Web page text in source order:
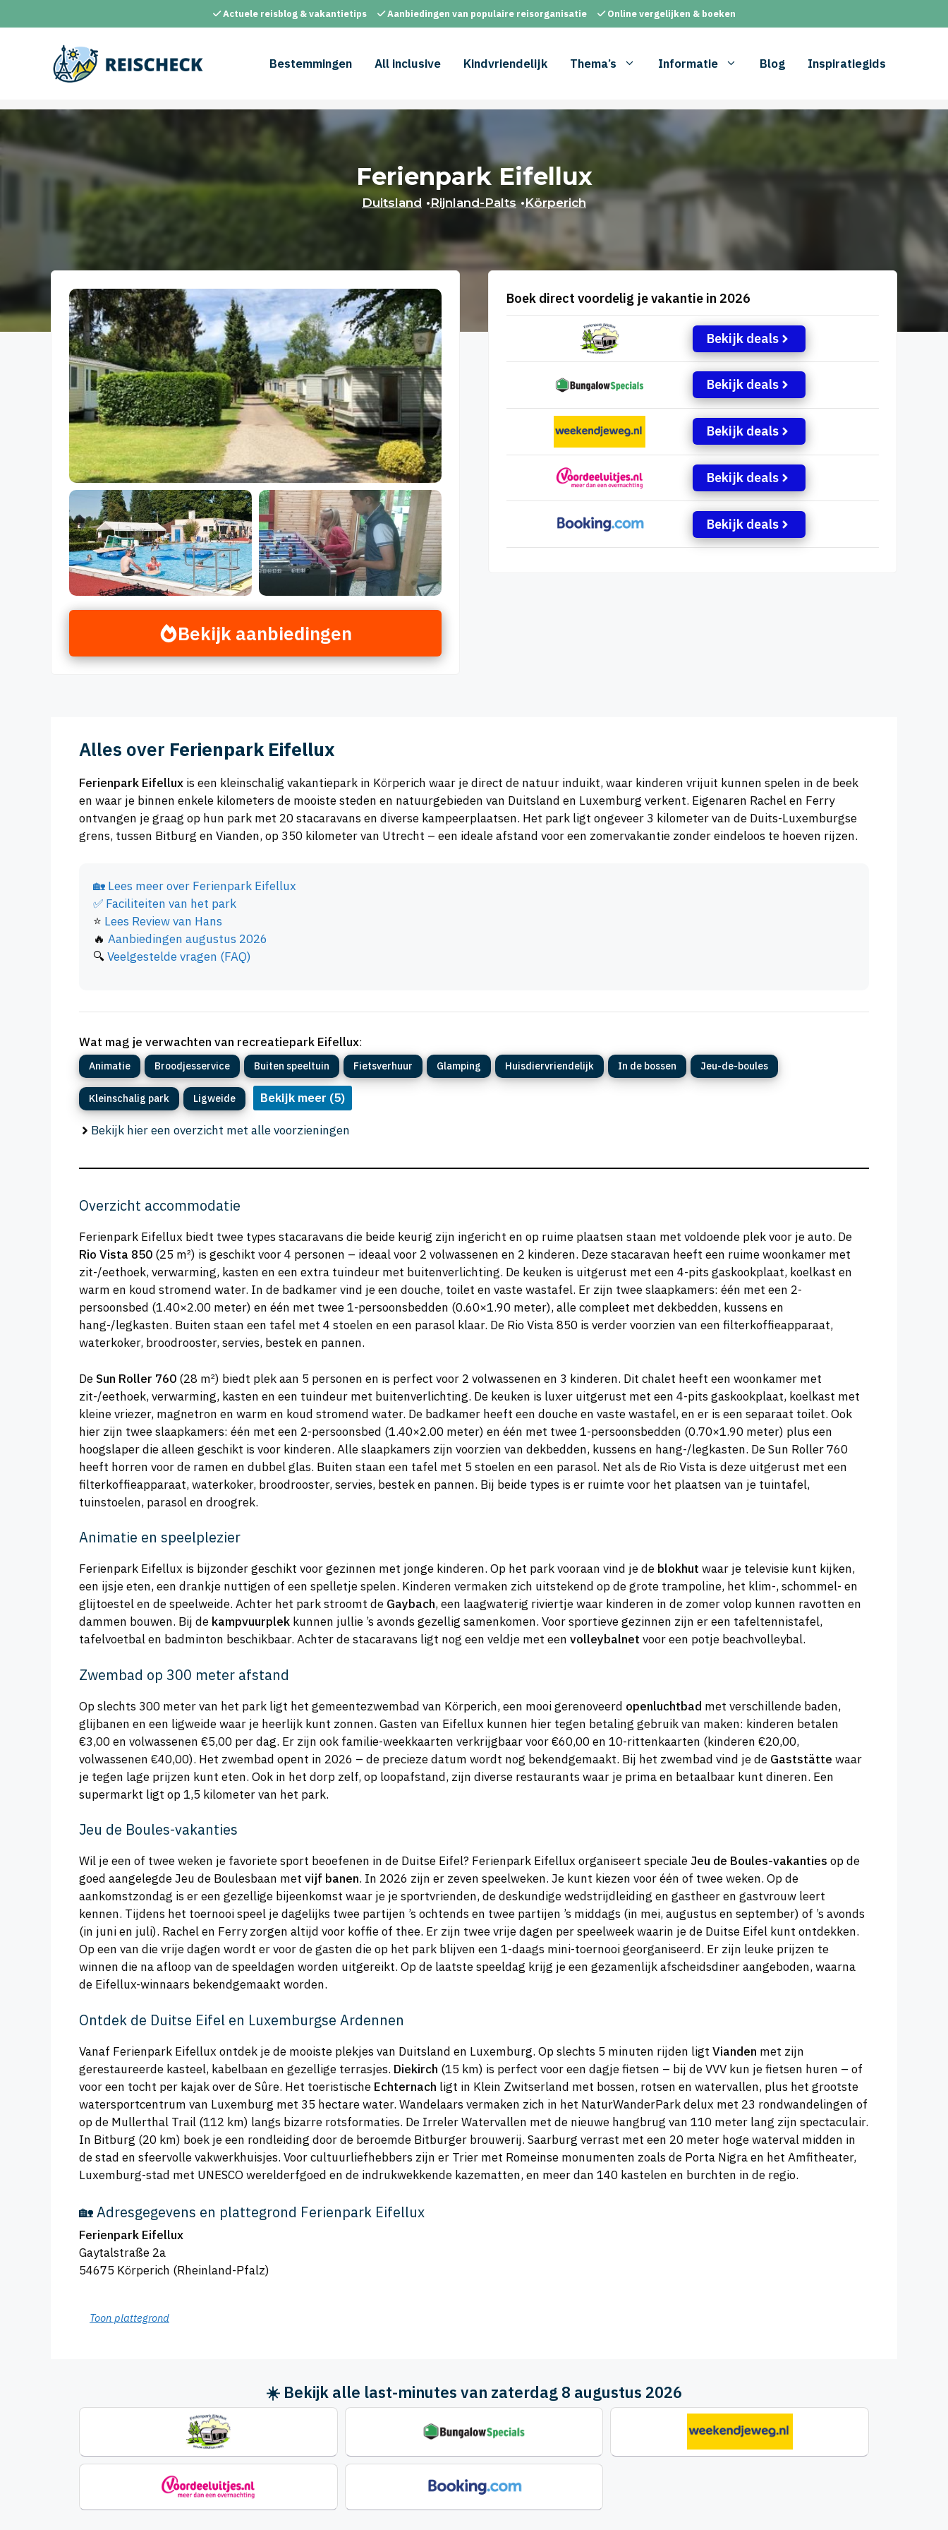
naar
Actuele reisblog & vakantietips Aanbiedingen van populaire reisorganisatie Online vergelijken & boeken
Bestemmingen All inclusive Kindvriendelijk Thema’s Informatie Blog Inspiratiegids
Ferienpark Eifellux
Duitsland •Rijnland-Palts •Körperich
Bekijk aanbiedingen
Boek direct voordelig je vakantie in 2026
Bekijk deals
Bekijk deals
Bekijk deals
Bekijk deals
Bekijk deals
Alles over Ferienpark Eifellux
Ferienpark Eifellux is een kleinschalig vakantiepark in Körperich waar je direct de natuur induikt, waar kinderen vrijuit kunnen spelen in de beek
en waar je binnen enkele kilometers de mooiste steden en natuurgebieden van Duitsland en Luxemburg verkent. Eigenaren Rachel en Ferry
ontvangen je graag op hun park met 20 stacaravans en diverse kampeerplaatsen. Het park ligt ongeveer 3 kilometer van de Duits-Luxemburgse
grens, tussen Bitburg en Vianden, op 350 kilometer van Utrecht – een ideale afstand voor een zomervakantie zonder eindeloos te hoeven rijzen.
🏡 Lees meer over Ferienpark Eifellux
✅ Faciliteiten van het park
⭐ Lees Review van Hans
🔥 Aanbiedingen augustus 2026
🔍Veelgestelde vragen (FAQ)
Wat mag je verwachten van recreatiepark Eifellux:
Animatie Broodjesservice Buiten speeltuin Fietsverhuur Glamping Huisdiervriendelijk In de bossen Jeu-de-boules
Kleinschalig park Ligweide Bekijk meer (5)
Bekijk hier een overzicht met alle voorzieningen
Overzicht accommodatie
Ferienpark Eifellux biedt twee types stacaravans die beide keurig zijn ingericht en op ruime plaatsen staan met voldoende plek voor je auto. De
Rio Vista 850 (25 m²) is geschikt voor 4 personen – ideaal voor 2 volwassenen en 2 kinderen. Deze stacaravan heeft een ruime woonkamer met
zit-/eethoek, verwarming, kasten en een extra tuindeur met buitenverlichting. De keuken is uitgerust met een 4-pits gaskookplaat, koelkast en
warm en koud stromend water. In de badkamer vind je een douche, toilet en vaste wastafel. Er zijn twee slaapkamers: één met een 2-
persoonsbed (1.40×2.00 meter) en één met twee 1-persoonsbedden (0.60×1.90 meter), alle compleet met dekbedden, kussens en
hang-/legkasten. Buiten staan een tafel met 4 stoelen en een parasol klaar. De Rio Vista 850 is verder voorzien van een filterkoffieapparaat,
waterkoker, broodrooster, servies, bestek en pannen.
DeSun Roller 760 (28 m²) biedt plek aan 5 personen en is perfect voor 2 volwassenen en 3 kinderen. Dit chalet heeft een woonkamer met
zit-/eethoek, verwarming, kasten en een tuindeur met buitenverlichting. De keuken is luxer uitgerust met een 4-pits gaskookplaat, koelkast met
kleine vriezer, magnetron en warm en koud stromend water. De badkamer heeft een douche en vaste wastafel, en er is een separaat toilet. Ook
hier zijn twee slaapkamers: één met een 2-persoonsbed (1.40×2.00 meter) en één met twee 1-persoonsbedden (0.70×1.90 meter) plus een
hoogslaper die alleen geschikt is voor kinderen. Alle slaapkamers zijn voorzien van dekbedden, kussens en hang-/legkasten. De Sun Roller 760
heeft horren voor de ramen en dubbel glas. Buiten staan een tafel met 5 stoelen en een parasol. Net als de Rio Vista is deze uitgerust met een
filterkoffieapparaat, waterkoker, broodrooster, servies, bestek en pannen. Bij beide types is er ruimte voor het plaatsen van je tuintafel,
tuinstoelen, parasol en droogrek.
Animatie en speelplezier
Ferienpark Eifellux is bijzonder geschikt voor gezinnen met jonge kinderen. Op het park vooraan vind je de blokhut waar je televisie kunt kijken,
een ijsje eten, een drankje nuttigen of een spelletje spelen. Kinderen vermaken zich uitstekend op de grote trampoline, het klim-, schommel- en
glijtoestel en de speelweide. Achter het park stroomt de Gaybach, een laagwaterig riviertje waar kinderen in de zomer volop kunnen ravotten en
dammen bouwen. Bij de kampvuurplek kunnen jullie ’s avonds gezellig samenkomen. Voor sportieve gezinnen zijn er een tafeltennistafel,
tafelvoetbal en badminton beschikbaar. Achter de stacaravans ligt nog een veldje met een volleybalnet voor een potje beachvolleybal.
Zwembad op 300 meter afstand
Op slechts 300 meter van het park ligt het gemeentezwembad van Körperich, een mooi gerenoveerd openluchtbad met verschillende baden,
glijbanen en een ligweide waar je heerlijk kunt zonnen. Gasten van Eifellux kunnen hier tegen betaling gebruik van maken: kinderen betalen
€3,00 en volwassenen €5,00 per dag. Er zijn ook familie-weekkaarten verkrijgbaar voor €60,00 en 10-rittenkaarten (kinderen €20,00,
volwassenen €40,00). Het zwembad opent in 2026 – de precieze datum wordt nog bekendgemaakt. Bij het zwembad vind je de Gaststätte waar
je tegen lage prijzen kunt eten. Ook in het dorp zelf, op loopafstand, zijn diverse restaurants waar je prima en betaalbaar kunt dineren. Een
supermarkt ligt op 1,5 kilometer van het park.
Jeu de Boules-vakanties
Wil je een of twee weken je favoriete sport beoefenen in de Duitse Eifel? Ferienpark Eifellux organiseert specialeJeu de Boules-vakanties op de
goed aangelegde Jeu de Boulesbaan met vijf banen. In 2026 zijn er zeven speelweken. Je kunt kiezen voor één of twee weken. Op de
aankomstzondag is er een gezellige bijeenkomst waar je je sportvrienden, de deskundige wedstrijdleiding en gastheer en gastvrouw leert
kennen. Tijdens het toernooi speel je dagelijks twee partijen ’s ochtends en twee partijen ’s middags (in mei, augustus en september) of ’s avonds
(in juni en juli). Rachel en Ferry zorgen altijd voor koffie of thee. Er zijn twee vrije dagen per speelweek waarin je de Duitse Eifel kunt ontdekken.
Op een van die vrije dagen wordt er voor de gasten die op het park blijven een 1-daags mini-toernooi georganiseerd. Er zijn leuke prijzen te
winnen die na afloop van de speeldagen worden uitgereikt. Op de laatste speeldag krijg je een gezamenlijk afscheidsdiner aangeboden, waarna
de Eifellux-winnaars bekendgemaakt worden.
Ontdek de Duitse Eifel en Luxemburgse Ardennen
Vanaf Ferienpark Eifellux ontdek je de mooiste plekjes van Duitsland en Luxemburg. Op slechts 5 minuten rijden ligt Vianden met zijn
gerestaureerde kasteel, kabelbaan en gezellige terrasjes. Diekirch (15 km) is perfect voor een dagje fietsen – bij de VVV kun je fietsen huren – of
voor een tocht per kajak over de Sûre. Het toeristische Echternach ligt in Klein Zwitserland met bossen, rotsen en watervallen, plus het grootste
watersportcentrum van Luxemburg met 35 hectare water. Wandelaars vermaken zich in het NaturWanderPark delux met 23 rondwandelingen of
op de Mullerthal Trail (112 km) langs bizarre rotsformaties. De Irreler Watervallen met de nieuwe hangbrug van 110 meter lang zijn spectaculair.
In Bitburg (20 km) boek je een rondleiding door de beroemde Bitburger brouwerij. Saarburg verrast met een 20 meter hoge waterval midden in
de stad en sfeervolle vakwerkhuisjes. Voor cultuurliefhebbers zijn er Trier met Romeinse monumenten zoals de Porta Nigra en het Amfitheater,
Luxemburg-stad met UNESCO werelderfgoed en de indrukwekkende kazematten, en meer dan 140 kastelen en burchten in de regio.
🏡 Adresgegevens en plattegrond Ferienpark Eifellux
Ferienpark Eifellux
Gaytalstraße 2a
54675 Körperich (Rheinland-Pfalz)
Toon plattegrond
☀️ Bekijk alle last-minutes van zaterdag 8 augustus 2026